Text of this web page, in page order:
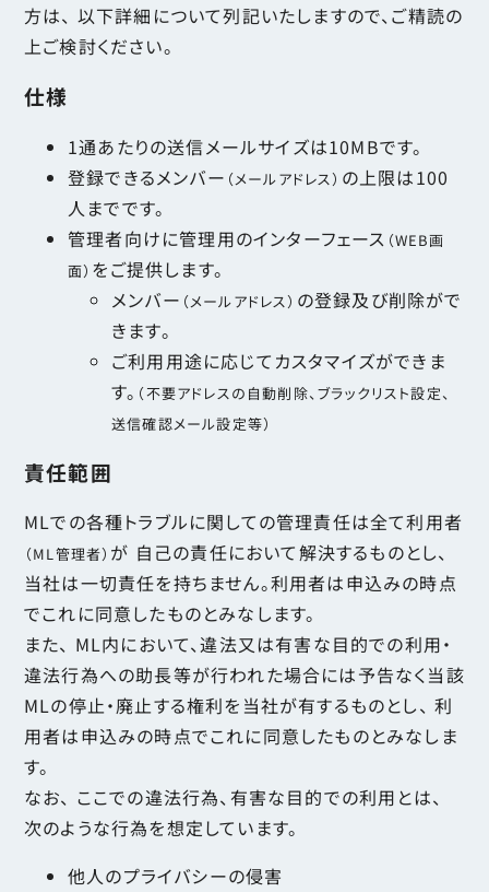
方は、 以下詳細について列記いたしますので、ご精読の
上ご検討ください。
仕様
1通あたりの送信メールサイズは10MBです。
登録できるメンバー （メールアドレス） の上限は100
人までです。
管理者向けに管理用のインターフェース （WEB画
面） をご提供します。
メンバー （メールアドレス） の登録及び削除がで
きます。
ご利用用途に応じてカスタマイズができま
す。 （不要アドレスの自動削除、ブラックリスト設定、
送信確認メール設定等）
責任範囲
MLでの各種トラブルに関しての管理責任は全て利用者
（ML管理者） が 自己の責任において解決するものとし、
当社は一切責任を持ちません。利用者は申込みの時点
でこれに同意したものとみなします。
また、 ML内において、違法又は有害な目的での利用・
違法行為への助長等が行われた場合には予告なく当該
MLの停止・廃止する権利を当社が有するものとし、 利
用者は申込みの時点でこれに同意したものとみなしま
す。
なお、 ここでの違法行為、有害な目的での利用とは、
次のような行為を想定しています。
他人のプライバシーの侵害